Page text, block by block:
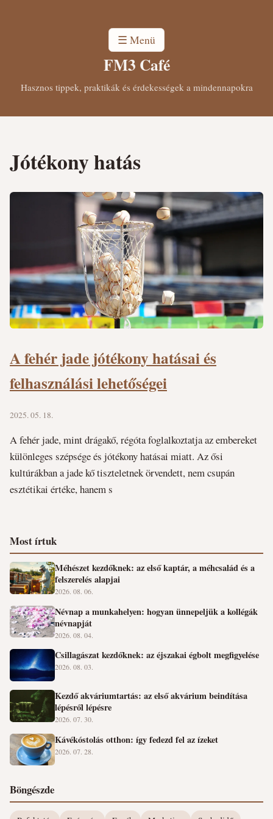
☰ Menü
FM3 Café
Hasznos tippek, praktikák és érdekességek a mindennapokra
Jótékony hatás
A fehér jade jótékony hatásai és
felhasználási lehetőségei
2025. 05. 18.
A fehér jade, mint drágakő, régóta foglalkoztatja az embereket
különleges szépsége és jótékony hatásai miatt. Az ősi
kultúrákban a jade kő tiszteletnek örvendett, nem csupán
esztétikai értéke, hanem s
Most írtuk
Méhészet kezdőknek: az első kaptár, a méhcsalád és a
felszerelés alapjai
2026. 08. 06.
Névnap a munkahelyen: hogyan ünnepeljük a kollégák
névnapját
2026. 08. 04.
Csillagászat kezdőknek: az éjszakai égbolt megfigyelése
2026. 08. 03.
Kezdő akváriumtartás: az első akvárium beindítása
lépésről lépésre
2026. 07. 30.
Kávékóstolás otthon: így fedezd fel az ízeket
2026. 07. 28.
Böngészde